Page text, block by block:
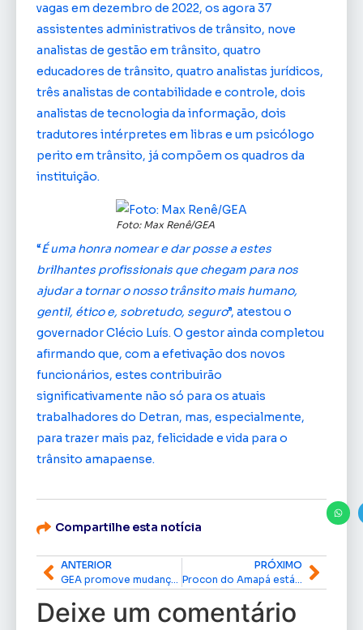
vagas em dezembro de 2022, os agora 37
assistentes administrativos de trânsito, nove
analistas de gestão em trânsito, quatro
educadores de trânsito, quatro analistas jurídicos,
três analistas de contabilidade e controle, dois
analistas de tecnologia da informação, dois
tradutores intérpretes em libras e um psicólogo
perito em trânsito, já compõem os quadros da
instituição.
Foto: Max Renê/GEA
“É uma honra nomear e dar posse a estes
brilhantes profissionais que chegam para nos
ajudar a tornar o nosso trânsito mais humano,
gentil, ético e, sobretudo, seguro”, atestou o
governador Clécio Luís. O gestor ainda completou
afirmando que, com a efetivação dos novos
funcionários, estes contribuirão
significativamente não só para os atuais
trabalhadores do Detran, mas, especialmente,
para trazer mais paz, felicidade e vida para o
trânsito amapaense.
Compartilhe esta notícia
ANTERIOR
GEA promove mudanças significativas na capital do Amapá com investimentos que ultrapassam R$ 1bi
PRÓXIMO
Procon do Amapá está vigilante para garantir a defesa ao consumidor
Deixe um comentário